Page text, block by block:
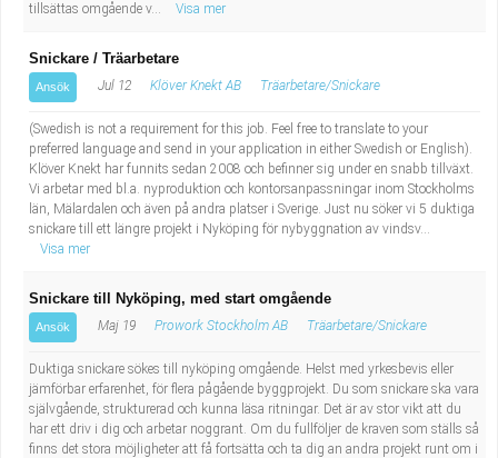
tillsättas omgående v...
Visa mer
Snickare / Träarbetare
Ansök Jul 12 Klöver Knekt AB Träarbetare/Snickare
(Swedish is not a requirement for this job. Feel free to translate to your
preferred language and send in your application in either Swedish or English).
Klöver Knekt har funnits sedan 2008 och befinner sig under en snabb tillväxt.
Vi arbetar med bl.a. nyproduktion och kontorsanpassningar inom Stockholms
län, Mälardalen och även på andra platser i Sverige. Just nu söker vi 5 duktiga
snickare till ett längre projekt i Nyköping för nybyggnation av vindsv...
Visa mer
Snickare till Nyköping, med start omgående
Ansök Maj 19 Prowork Stockholm AB Träarbetare/Snickare
Duktiga snickare sökes till nyköping omgående. Helst med yrkesbevis eller
jämförbar erfarenhet, för flera pågående byggprojekt. Du som snickare ska vara
självgående, strukturerad och kunna läsa ritningar. Det är av stor vikt att du
har ett driv i dig och arbetar noggrant. Om du fullföljer de kraven som ställs så
finns det stora möjligheter att få fortsätta och ta dig an andra projekt runt om i